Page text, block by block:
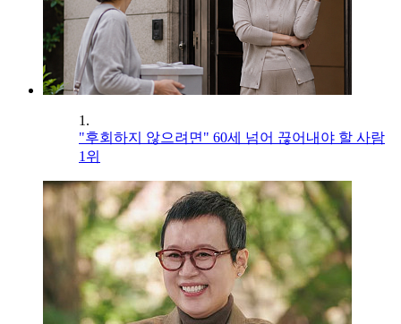
1.
"후회하지 않으려면" 60세 넘어 끊어내야 할 사람
1위